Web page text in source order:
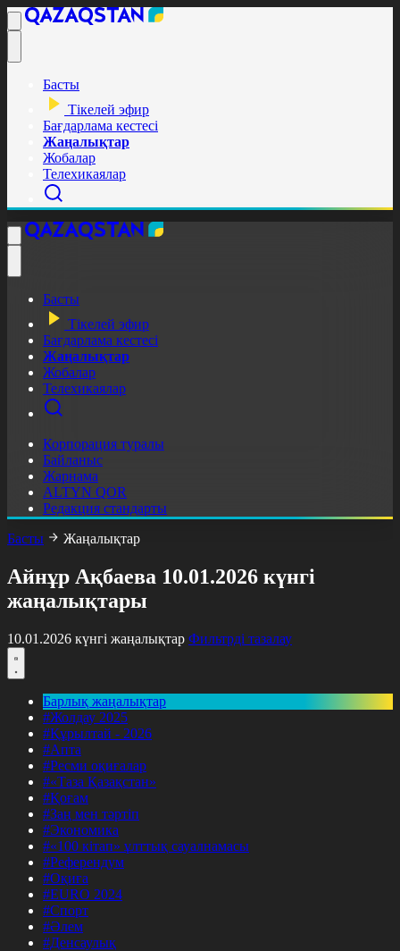
Басты
Тікелей эфир
Бағдарлама кестесі
Жаңалықтар
Жобалар
Телехикаялар
Басты
Тікелей эфир
Бағдарлама кестесі
Жаңалықтар
Жобалар
Телехикаялар
Корпорация туралы
Байланыс
Жарнама
ALTYN QOR
Редакция стандарты
Басты
Жаңалықтар
Айнұр Ақбаева 10.01.2026 күнгі
жаңалықтары
10.01.2026 күнгі жаңалықтар Фильтрді тазалау
Барлық жаңалықтар
#Жолдау 2025
#Құрылтай - 2026
#Апта
#Ресми оқиғалар
#«Таза Қазақстан»
#Қоғам
#Заң мен тәртіп
#Экономика
#«100 кітап» ұлттық сауалнамасы
#Референдум
#Оқиға
#EURO 2024
#Спорт
#Әлем
#Денсаулық